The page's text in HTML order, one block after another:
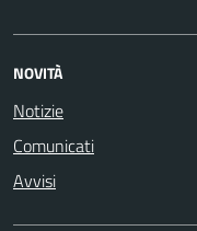
NOVITÀ
Notizie
Comunicati
Avvisi